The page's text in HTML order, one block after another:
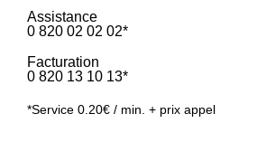
Assistance
0 820 02 02 02*
Facturation
0 820 13 10 13*
*Service 0.20€ / min. + prix appel